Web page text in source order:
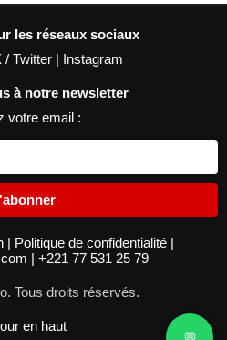
les réseaux sociaux
/ Twitter | Instagram
à notre newsletter
votre email :
| Politique de confidentialité |
| +221 77 531 25 79
Tous droits réservés.
en haut